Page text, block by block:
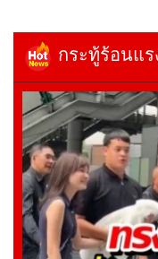
กระทู้ร้อนแ